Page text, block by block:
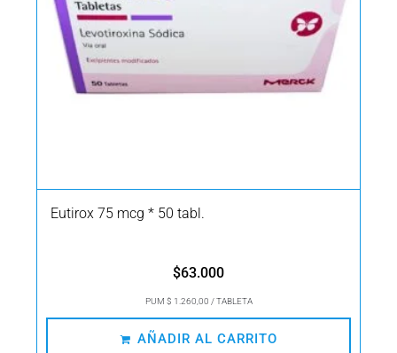
Eutirox 75 mcg * 50 tabl.
$63.000
PUM $ 1.260,00 / TABLETA
AÑADIR AL CARRITO